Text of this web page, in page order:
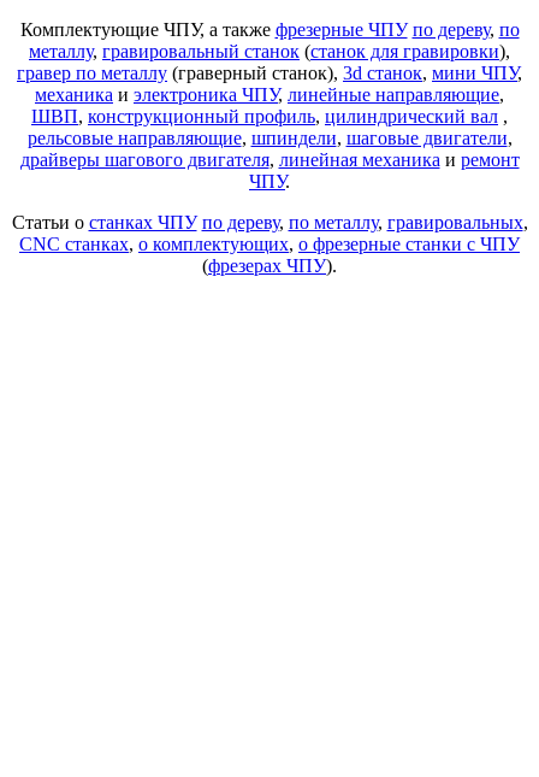
Комплектующие ЧПУ, а также фрезерные ЧПУ по дереву, по
металлу, гравировальный станок (станок для гравировки),
гравер по металлу (граверный станок), 3d станок, мини ЧПУ,
механика и электроника ЧПУ, линейные направляющие,
ШВП, конструкционный профиль, цилиндрический вал ,
рельсовые направляющие, шпиндели, шаговые двигатели,
драйверы шагового двигателя, линейная механика и ремонт
ЧПУ.
Статьи о станках ЧПУ по дереву, по металлу, гравировальных,
CNC станках, о комплектующих, о фрезерные станки с ЧПУ
(фрезерах ЧПУ).